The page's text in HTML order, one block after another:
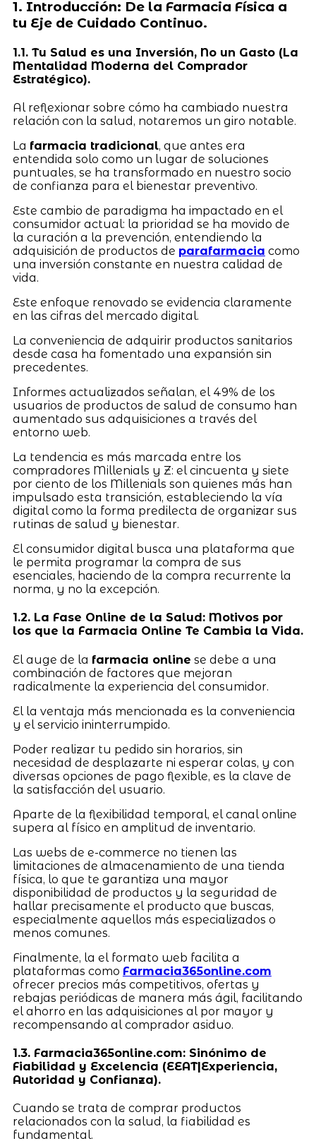
1. Introducción: De la Farmacia Física a
tu Eje de Cuidado Continuo.
1.1. Tu Salud es una Inversión, No un Gasto (La
Mentalidad Moderna del Comprador
Estratégico).
Al reflexionar sobre cómo ha cambiado nuestra
relación con la salud, notaremos un giro notable.
La farmacia tradicional, que antes era
entendida solo como un lugar de soluciones
puntuales, se ha transformado en nuestro socio
de confianza para el bienestar preventivo.
Este cambio de paradigma ha impactado en el
consumidor actual: la prioridad se ha movido de
la curación a la prevención, entendiendo la
adquisición de productos de parafarmacia como
una inversión constante en nuestra calidad de
vida.
Este enfoque renovado se evidencia claramente
en las cifras del mercado digital.
La conveniencia de adquirir productos sanitarios
desde casa ha fomentado una expansión sin
precedentes.
Informes actualizados señalan, el 49% de los
usuarios de productos de salud de consumo han
aumentado sus adquisiciones a través del
entorno web.
La tendencia es más marcada entre los
compradores Millenials y Z: el cincuenta y siete
por ciento de los Millenials son quienes más han
impulsado esta transición, estableciendo la vía
digital como la forma predilecta de organizar sus
rutinas de salud y bienestar.
El consumidor digital busca una plataforma que
le permita programar la compra de sus
esenciales, haciendo de la compra recurrente la
norma, y no la excepción.
1.2. La Fase Online de la Salud: Motivos por
los que la Farmacia Online Te Cambia la Vida.
El auge de la farmacia online se debe a una
combinación de factores que mejoran
radicalmente la experiencia del consumidor.
El la ventaja más mencionada es la conveniencia
y el servicio ininterrumpido.
Poder realizar tu pedido sin horarios, sin
necesidad de desplazarte ni esperar colas, y con
diversas opciones de pago flexible, es la clave de
la satisfacción del usuario.
Aparte de la flexibilidad temporal, el canal online
supera al físico en amplitud de inventario.
Las webs de e-commerce no tienen las
limitaciones de almacenamiento de una tienda
física, lo que te garantiza una mayor
disponibilidad de productos y la seguridad de
hallar precisamente el producto que buscas,
especialmente aquellos más especializados o
menos comunes.
Finalmente, la el formato web facilita a
plataformas como Farmacia365online.com
ofrecer precios más competitivos, ofertas y
rebajas periódicas de manera más ágil, facilitando
el ahorro en las adquisiciones al por mayor y
recompensando al comprador asiduo.
1.3. Farmacia365online.com: Sinónimo de
Fiabilidad y Excelencia (EEAT|Experiencia,
Autoridad y Confianza).
Cuando se trata de comprar productos
relacionados con la salud, la fiabilidad es
fundamental.